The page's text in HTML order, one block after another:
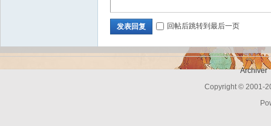
发表回复 回帖后跳转到最后一页
Archiver
Copyright © 2001-